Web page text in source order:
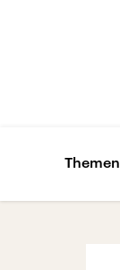
Themen